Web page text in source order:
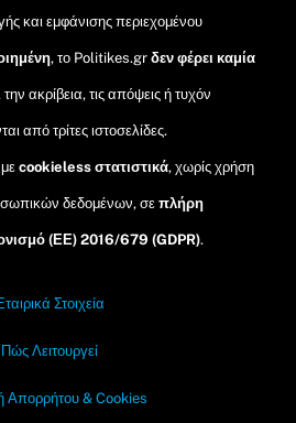
και εμφάνισης περιεχομένου
, το Politikes.grδεν φέρει καμία
ακρίβεια, τις απόψεις ή τυχόν
από τρίτες ιστοσελίδες.
μεcookieless στατιστικά, χωρίς χρήση
δεδομένων, σεπλήρη
(ΕΕ) 2016/679 (GDPR).
Στοιχεία
Πώς Λειτουργεί
Απορρήτου & Cookies